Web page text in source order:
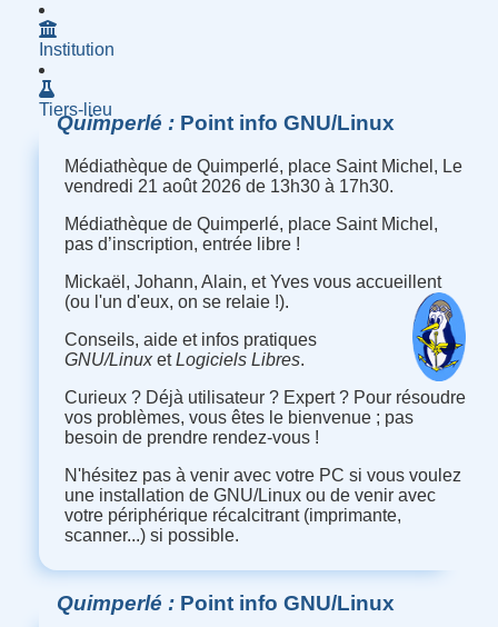
Institution
Tiers-lieu
Quimperlé Point info GNU/Linux
Médiathèque de Quimperlé, place Saint Michel, Le
vendredi 21 août 2026 de 13h30 à 17h30.
Médiathèque de Quimperlé, place Saint Michel,
pas d’inscription, entrée libre !
Mickaël, Johann, Alain, et Yves vous accueillent
(ou l'un d'eux, on se relaie !).
Conseils, aide et infos pratiques
GNU/LinuxetLogiciels Libres.
Curieux ? Déjà utilisateur ? Expert ? Pour résoudre
vos problèmes, vous êtes le bienvenue ; pas
besoin de prendre rendez-vous !
N'hésitez pas à venir avec votre PC si vous voulez
une installation de GNU/Linux ou de venir avec
votre périphérique récalcitrant (imprimante,
scanner...) si possible.
Quimperlé Point info GNU/Linux